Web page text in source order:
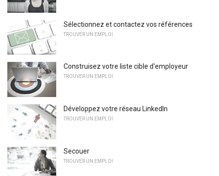
Sélectionnez et contactez vos références
TROUVER UN EMPLOI
Construisez votre liste cible d'employeur
TROUVER UN EMPLOI
Développez votre réseau LinkedIn
TROUVER UN EMPLOI
Secouer
TROUVER UN EMPLOI